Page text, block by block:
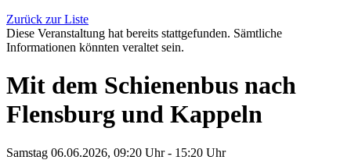
Zurück zur Liste
Diese Veranstaltung hat bereits stattgefunden. Sämtliche
Informationen könnten veraltet sein.
Mit dem Schienenbus nach
Flensburg und Kappeln
Samstag 06.06.2026, 09:20 Uhr - 15:20 Uhr